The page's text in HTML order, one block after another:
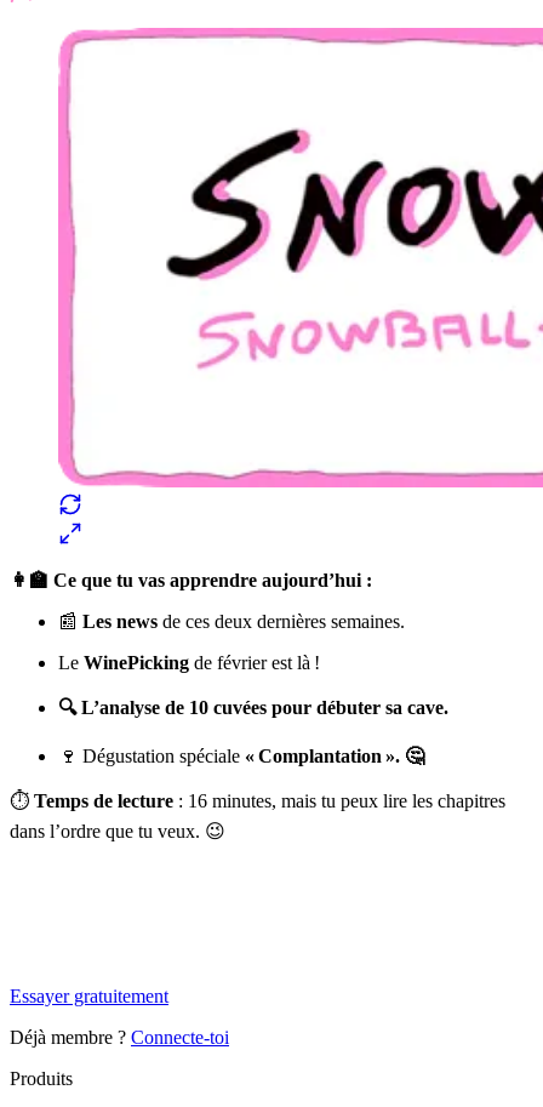
👩‍🏫 Ce que tu vas apprendre aujourd’hui :
📰 Les news de ces deux dernières semaines.
Le WinePicking de février est là !
🔍 L’analyse de 10 cuvées pour débuter sa cave.
🍷 Dégustation spéciale « Complantation ». 🤔
⏱️ Temps de lecture : 16 minutes, mais tu peux lire les chapitres
dans l’ordre que tu veux. 😉
Essayer gratuitement
Déjà membre ? Connecte-toi
Produits